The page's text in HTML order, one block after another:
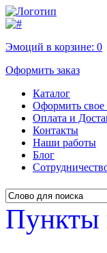
Эмоций в корзине: 0
Оформить заказ
Каталог
Оформить свое
Оплата и
Контакты
Наши работы
Блог
Пункты